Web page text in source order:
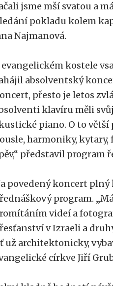
jsme mší svatou a
pokladu kolem
Najmanová.
evangelickém kostele
absolventský
přesto je letos
klavíru měli
piano. O to
harmoniky, kytary,
představil program
povedený koncert
program.
videí a
v Izraeli a
už architektonicky,
církve Jiří